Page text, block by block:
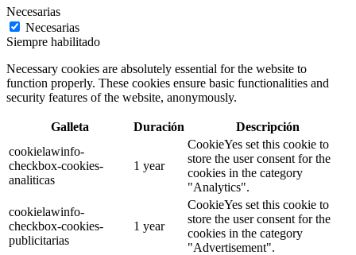
Necesarias
Necesarias
Siempre habilitado
Necessary cookies are absolutely essential for the website to
function properly. These cookies ensure basic functionalities and
security features of the website, anonymously.
Galleta Duración
Descripción
cookielawinfo-
checkbox-cookies-
analiticas
1 year
CookieYes set this cookie to
store the user consent for the
cookies in the category
"Analytics".
cookielawinfo-
checkbox-cookies-
publicitarias
1 year
CookieYes set this cookie to
store the user consent for the
cookies in the category
"Advertisement".